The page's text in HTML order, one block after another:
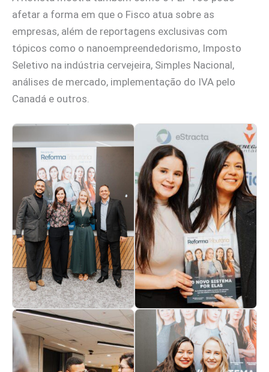
afetar a forma em que o Fisco atua sobre as
empresas, além de reportagens exclusivas com
tópicos como o nanoempreendedorismo, Imposto
Seletivo na indústria cervejeira, Simples Nacional,
análises de mercado, implementação do IVA pelo
Canadá e outros.